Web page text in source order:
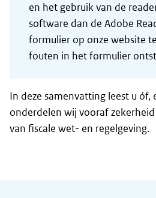
en het gebruik van de
software dan de Adobe
formulier op onze website
fouten in het formulier
In deze samenvatting leest u óf,
onderdelen wij vooraf
van fiscale wet- en regelgeving.